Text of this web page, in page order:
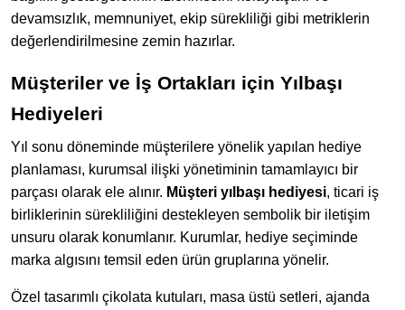
devamsızlık, memnuniyet, ekip sürekliliği gibi metriklerin
değerlendirilmesine zemin hazırlar.
Müşteriler ve İş Ortakları için Yılbaşı
Hediyeleri
Yıl sonu döneminde müşterilere yönelik yapılan hediye
planlaması, kurumsal ilişki yönetiminin tamamlayıcı bir
parçası olarak ele alınır. Müşteri yılbaşı hediyesi, ticari iş
birliklerinin sürekliliğini destekleyen sembolik bir iletişim
unsuru olarak konumlanır. Kurumlar, hediye seçiminde
marka algısını temsil eden ürün gruplarına yönelir.
Özel tasarımlı çikolata kutuları, masa üstü setleri, ajanda